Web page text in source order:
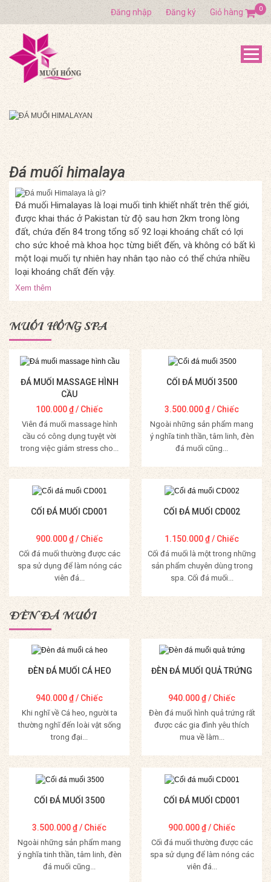
Đăng nhập Đăng ký Giỏ hàng 0
Đá muối himalaya
Đá muối Himalayas là loại muối tinh khiết nhất trên thế giới,
được khai thác ở Pakistan từ độ sau hơn 2km trong lòng
đất, chứa đến 84 trong tổng số 92 loại khoáng chất có lợi
cho sức khoẻ mà khoa học từng biết đến, và không có bất kì
một loại muối tự nhiên hay nhân tạo nào có thể chứa nhiều
loại khoáng chất đến vậy.
Xem thêm
MUỐI HỒNG SPA
ĐÁ MUỐI MASSAGE HÌNH
CẦU
100.000₫/ Chiếc
Viên đá muối massage hình
cầu có công dụng tuyệt vời
trong việc giảm stress cho...
Mua Hàng
CỐI ĐÁ MUỐI 3500
3.500.000₫/ Chiếc
Ngoài những sản phẩm mang
ý nghĩa tinh thần, tâm linh, đèn
đá muối cũng...
Mua Hàng
CỐI ĐÁ MUỐI CD001
900.000₫/ Chiếc
Cối đá muối thường được các
spa sử dụng để làm nóng các
viên đá...
Mua Hàng
CỐI ĐÁ MUỐI CD002
1.150.000₫/ Chiếc
Cối đá muối là một trong những
sản phẩm chuyên dùng trong
spa. Cối đá muối...
Mua Hàng
ĐÈN ĐÁ MUỐI
ĐÈN ĐÁ MUỐI CÁ HEO
940.000₫/ Chiếc
Khi nghĩ về Cá heo, người ta
thường nghĩ đến loài vật sống
trong đại...
Mua Hàng
ĐÈN ĐÁ MUỐI QUẢ TRỨNG
940.000₫/ Chiếc
Đèn đá muối hình quả trứng rất
được các gia đình yêu thích
mua về làm...
Mua Hàng
CỐI ĐÁ MUỐI 3500
3.500.000₫/ Chiếc
Ngoài những sản phẩm mang
ý nghĩa tinh thần, tâm linh, đèn
đá muối cũng...
CỐI ĐÁ MUỐI CD001
900.000₫/ Chiếc
Cối đá muối thường được các
spa sử dụng để làm nóng các
viên đá...